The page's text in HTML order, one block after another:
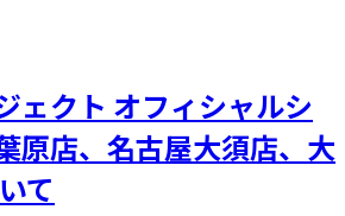
ェクト オフィシャルシ
原店、名古屋大須店、大
て